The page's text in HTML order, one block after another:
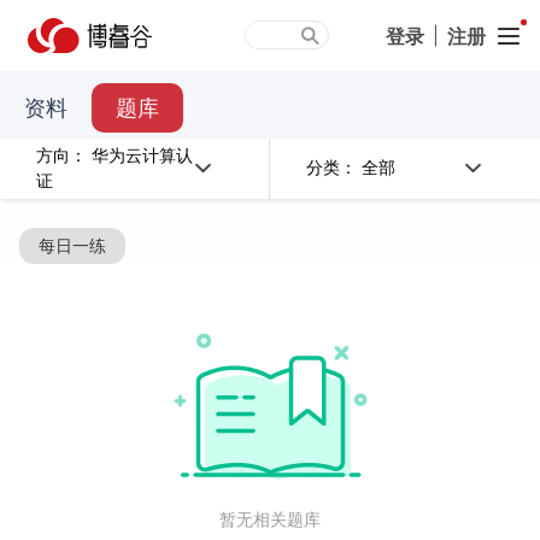
登录 注册
资料 题库
方向： 华为云计算认
证
分类： 全部
每日一练
暂无相关题库